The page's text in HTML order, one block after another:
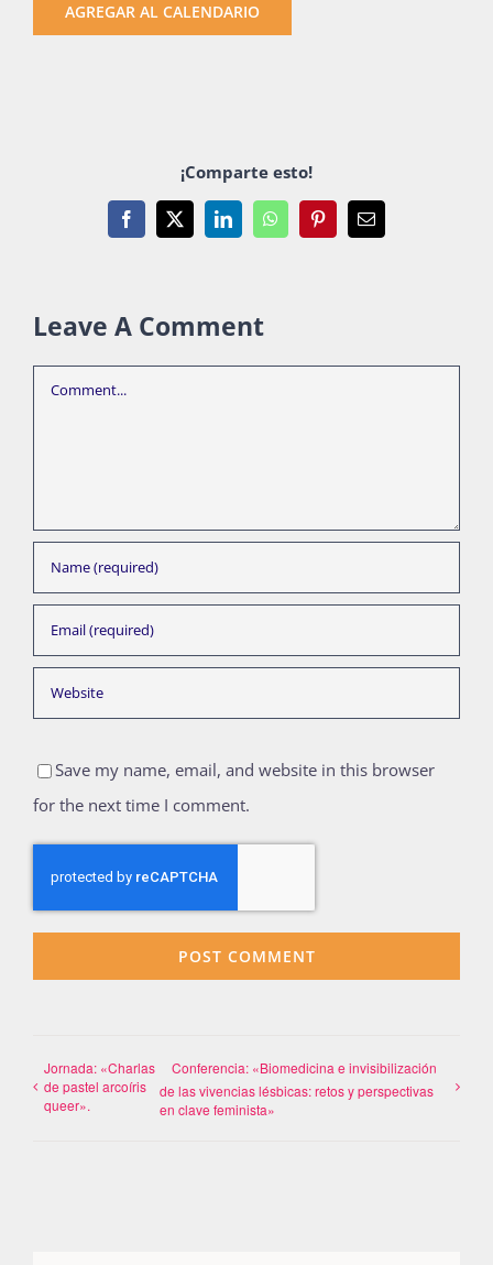
AGREGAR AL CALENDARIO
¡Comparte esto!
Facebook
X LinkedInWhatsAppPinterestEmail
Leave A Comment
Comment
Save my name, email, and website in this browser
for the next time I comment.
Jornada: «Charlas
de pastel arcoíris
queer».
Conferencia: «Biomedicina e invisibilización
de las vivencias lésbicas: retos y perspectivas
en clave feminista»